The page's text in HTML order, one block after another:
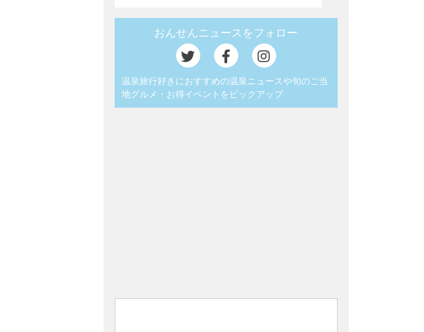
おんせんニュースをフォロー
温泉旅行好きにおすすめの温泉ニュースや旬のご当
地グルメ・お得イベントをピックアップ